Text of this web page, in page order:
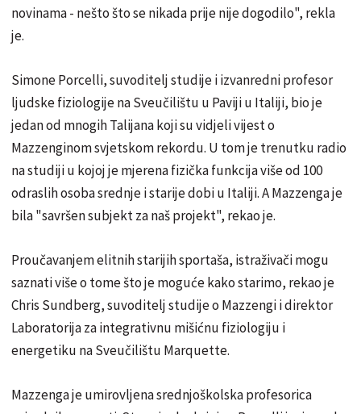
novinama - nešto što se nikada prije nije dogodilo", rekla
je.
Simone Porcelli, suvoditelj studije i izvanredni profesor
ljudske fiziologije na Sveučilištu u Paviji u Italiji, bio je
jedan od mnogih Talijana koji su vidjeli vijest o
Mazzenginom svjetskom rekordu. U tom je trenutku radio
na studiji u kojoj je mjerena fizička funkcija više od 100
odraslih osoba srednje i starije dobi u Italiji. A Mazzenga je
bila "savršen subjekt za naš projekt", rekao je.
Proučavanjem elitnih starijih sportaša, istraživači mogu
saznati više o tome što je moguće kako starimo, rekao je
Chris Sundberg, suvoditelj studije o Mazzengi i direktor
Laboratorija za integrativnu mišićnu fiziologiju i
energetiku na Sveučilištu Marquette.
Mazzenga je umirovljena srednjoškolska profesorica